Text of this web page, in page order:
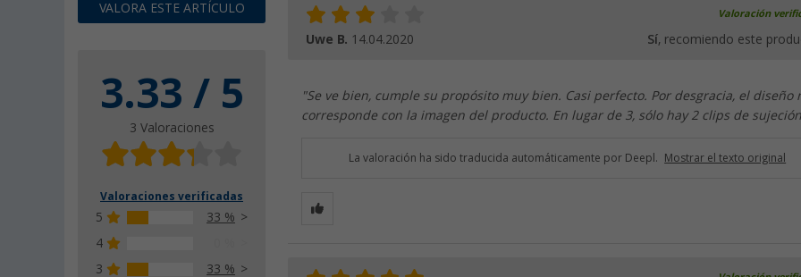
VALORA ESTE ARTÍCULO
3.33 / 5
3 Valoraciones
Valoraciones verificadas
5
33 %
4
3
33 %
Valoración
Uwe B. 14.04.2020 Sí, recomiendo este
"Se ve bien, cumple su propósito muy bien. Casi perfecto. Por desgracia, el diseño
corresponde con la imagen del producto. En lugar de 3, sólo hay 2 clips de
La valoración ha sido traducida automáticamente por Deepl. Mostrar el texto original